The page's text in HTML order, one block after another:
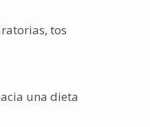
tos
una dieta